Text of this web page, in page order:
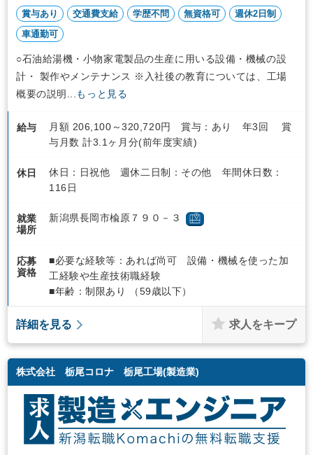
賞与あり 交通費支給 学歴不問 無資格可
週休2日制
車通勤可
○石油給湯機・小物家電製品の生産に用いる設備・機械の設
計・ 製作やメンテナンス ※入社後の教育については、工場
概要の説明...もっと見る
給与
月額 206,100～320,720円 賞与：あり 年3回 賞
与月数 計3.1ヶ月分(前年度実績)
休日
休日：日祝他 週休二日制：その他 年間休日数：
116日
就業
場所
新潟県長岡市楡原７９０－３
応募
資格
■必要な経験等：あれば尚可 設備・機械を使った加
工経験や生産技術職経験
■年齢：制限あり （59歳以下）
詳細を見る 求人をキープ
株式会社 栃尾コロナ 栃尾工場(製造業)